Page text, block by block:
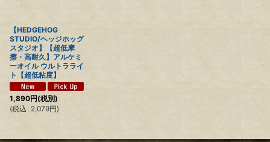
【HEDGEHOG
STUDIO/ヘッジホッグ
スタジオ】【超低摩
擦・高耐久】アルケミ
ーオイル ウルトラライ
ト【超低粘度】
1,890円(税別)
(税込 : 2,079円)